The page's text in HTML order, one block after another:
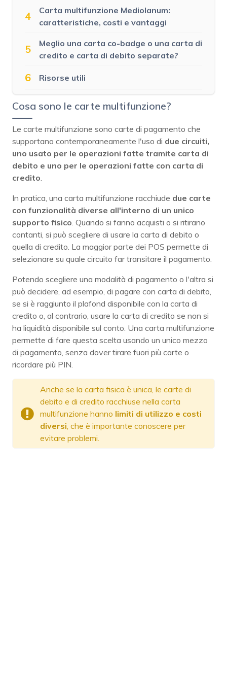
4
Carta multifunzione Mediolanum:
caratteristiche, costi e vantaggi
5
Meglio una carta co-badge o una carta di
credito e carta di debito separate?
6 Risorse utili
Cosa sono le carte multifunzione?
Le carte multifunzione sono carte di pagamento che
supportano contemporaneamente l'uso di due circuiti,
uno usato per le operazioni fatte tramite carta di
debito e uno per le operazioni fatte con carta di
credito
In pratica, una carta multifunzione racchiude due carte
con funzionalità diverse all'interno di un unico
supporto fisico . Quando si fanno acquisti o si ritirano
contanti, si può scegliere di usare la carta di debito o
quella di credito. La maggior parte dei POS permette di
selezionare su quale circuito far transitare il pagamento.
Potendo scegliere una modalità di pagamento o l'altra si
può decidere, ad esempio, di pagare con carta di debito,
se si è raggiunto il plafond disponibile con la carta di
credito o, al contrario, usare la carta di credito se non si
ha liquidità disponibile sul conto. Una carta multifunzione
permette di fare questa scelta usando un unico mezzo
di pagamento, senza dover tirare fuori più carte o
ricordare più PIN.
Anche se la carta fisica è unica, le carte di
debito e di credito racchiuse nella carta
multifunzione hanno limiti di utilizzo e costi
diversi , che è importante conoscere per
evitare problemi.